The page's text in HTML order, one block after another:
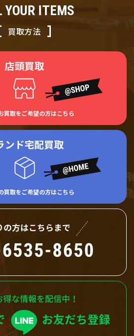
YOUR ITEMS
買取方法
店頭買取
買取をご希望の方はこちら
ンド宅配買取
買取をご希望の方はこちら